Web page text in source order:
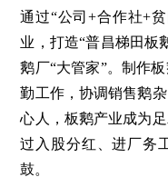
通过“公司+合作社+
业，打造“普昌梯田板
鹅厂“大管家”。制作
勤工作，协调销售鹅
心人，板鹅产业成为
过入股分红、进厂务
鼓。